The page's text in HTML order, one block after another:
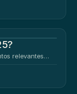
relevantes…